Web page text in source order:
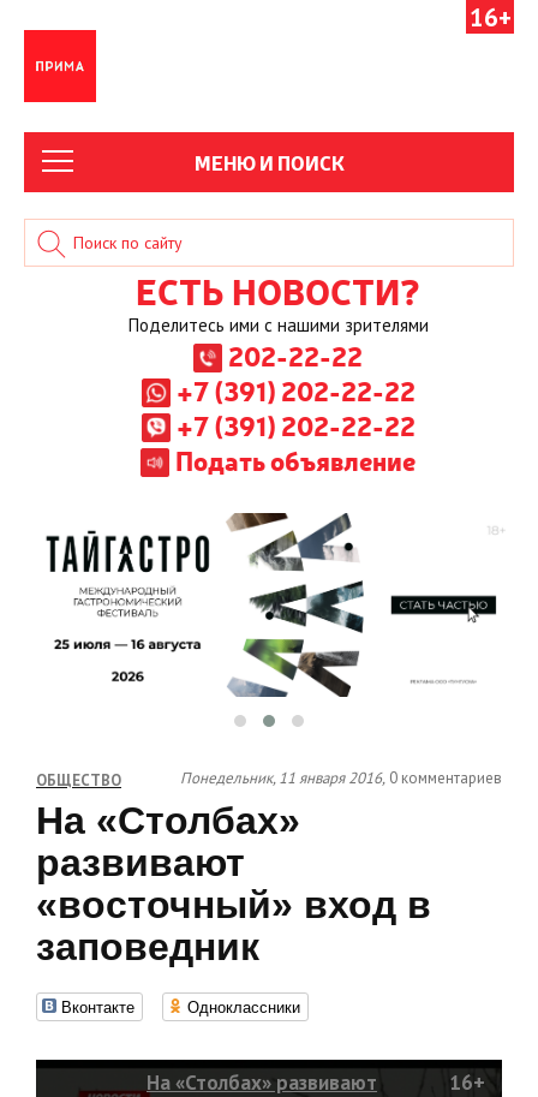
16+
МЕНЮ И ПОИСК
ЕСТЬ НОВОСТИ?
Поделитесь ими с нашими зрителями
202-22-22
+7 (391) 202-22-22
+7 (391) 202-22-22
Подать объявление
ОБЩЕСТВО Понедельник, 11 января 2016, 0 комментариев
На «Столбах»
развивают
«восточный» вход в
заповедник
Вконтакте Одноклассники
На «Столбах» развивают
16+